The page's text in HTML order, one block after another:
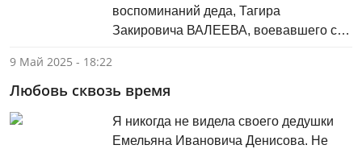
воспоминаний деда, Тагира
Закировича ВАЛЕЕВА, воевавшего с
долго были без воды, а потом,
из следов конских копыт…
9 Май 2025 - 18:22
Любовь сквозь время
Я никогда не видела своего дедушки
Емельяна Ивановича Денисова. Не